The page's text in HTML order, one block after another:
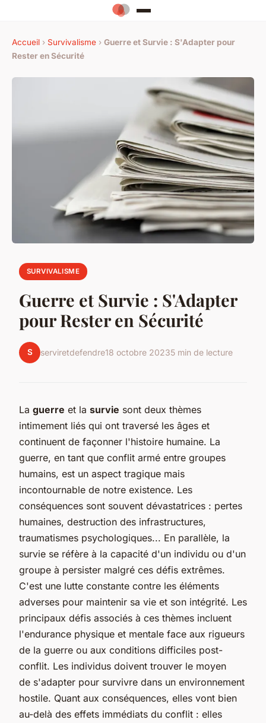
Accueil › Survivalisme › Guerre et Survie : S'Adapter pour
Rester en Sécurité
SURVIVALISME
Guerre et Survie : S'Adapter
pour Rester en Sécurité
S serviretdefendre18 octobre 20235 min de lecture
La guerre et la survie sont deux thèmes
intimement liés qui ont traversé les âges et
continuent de façonner l'histoire humaine. La
guerre, en tant que conflit armé entre groupes
humains, est un aspect tragique mais
incontournable de notre existence. Les
conséquences sont souvent dévastatrices : pertes
humaines, destruction des infrastructures,
traumatismes psychologiques... En parallèle, la
survie se réfère à la capacité d'un individu ou d'un
groupe à persister malgré ces défis extrêmes.
C'est une lutte constante contre les éléments
adverses pour maintenir sa vie et son intégrité. Les
principaux défis associés à ces thèmes incluent
l'endurance physique et mentale face aux rigueurs
de la guerre ou aux conditions difficiles post-
conflit. Les individus doivent trouver le moyen
de s'adapter pour survivre dans un environnement
hostile. Quant aux conséquences, elles vont bien
au-delà des effets immédiats du conflit : elles